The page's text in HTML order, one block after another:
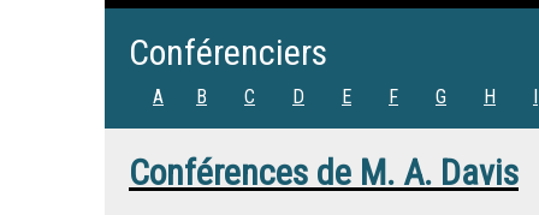
Conférenciers
A B C D E F G H I
Conférences de M. A. Davis